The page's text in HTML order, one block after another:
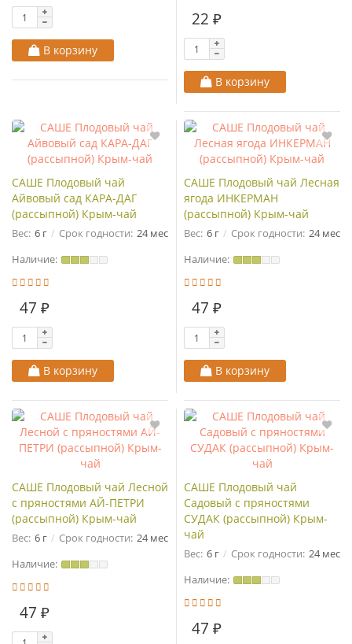
В корзину
22 ₽
В корзину
САШЕ Плодовый чай
Айвовый сад КАРА-ДАГ
(рассыпной) Крым-чай
Вес: 6 г Срок годности: 24 мес
Наличие:
47 ₽
В корзину
САШЕ Плодовый чай Лесная
ягода ИНКЕРМАН
(рассыпной) Крым-чай
Вес: 6 г Срок годности: 24 мес
Наличие:
47 ₽
В корзину
САШЕ Плодовый чай Лесной
с пряностями АЙ-ПЕТРИ
(рассыпной) Крым-чай
Вес: 6 г Срок годности: 24 мес
Наличие:
47 ₽
САШЕ Плодовый чай
Садовый с пряностями
СУДАК (рассыпной) Крым-
чай
Вес: 6 г Срок годности: 24 мес
Наличие:
47 ₽